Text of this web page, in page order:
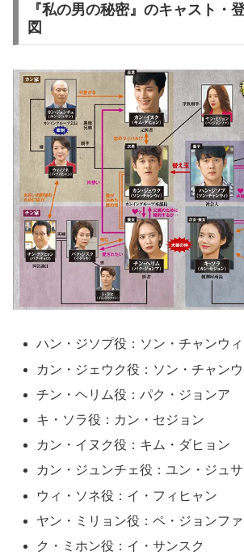
『私の男の秘密』のキャスト・
図
ハン・ジソプ役：ソン・チャンウィ
カン・ジェウク役：ソン・チャンウ
チン・ヘリム役：パク・ジョンア
キ・ソラ役：カン・セジョン
カン・イヌク役：キム・ダヒョン
カン・ジュンチェ役：ユン・ジュ
ウィ・ソネ役：イ・フィヒャン
ヤン・ミリョン役：ペ・ジョンファ
ク・ミホン役：イ・サンスク